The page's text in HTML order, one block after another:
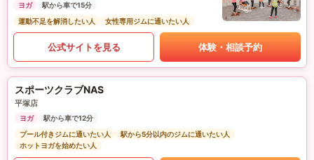
ヨガ
駅から車で15分
運動不足を解消したい人
女性専用ジムに通いたい人
公式サイトを見る 体験・相談予約
スポーツクラブNAS
平塚店
ヨガ
駅から車で12分
プール付きジムに通いたい人
駅から5分以内のジムに通いたい人
ホットヨガを始めたい人